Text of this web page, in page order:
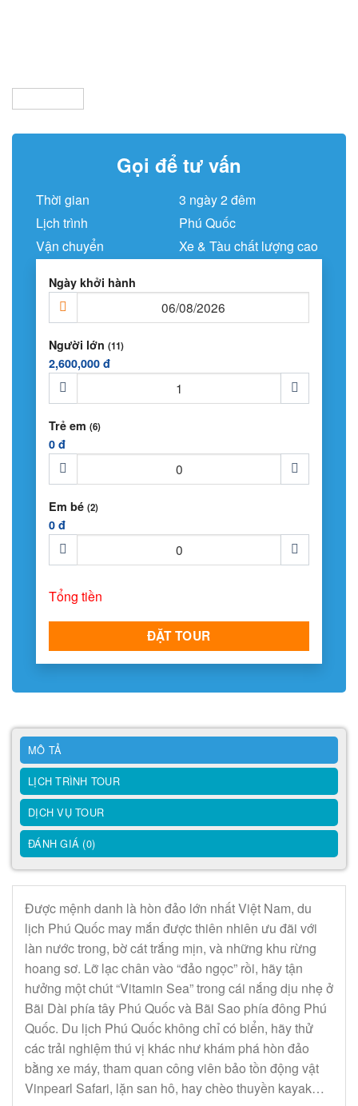
Gọi để tư vấn
Thời gian
3 ngày 2 đêm
Lịch trình
Phú Quốc
Vận chuyển
Xe & Tàu chất lượng cao
Ngày khởi hành
Người lớn (11)
2,600,000 đ
Trẻ em (6)
0 đ
Em bé (2)
0 đ
Tổng tiền
ĐẶT TOUR
MÔ TẢ
LỊCH TRÌNH TOUR
DỊCH VỤ TOUR
ĐÁNH GIÁ (0)
Được mệnh danh là hòn đảo lớn nhất Việt Nam, du
lịch Phú Quốc may mắn được thiên nhiên ưu đãi với
làn nước trong, bờ cát trắng mịn, và những khu rừng
hoang sơ. Lỡ lạc chân vào “đảo ngọc” rồi, hãy tận
hưởng một chút “Vitamin Sea” trong cái nắng dịu nhẹ ở
Bãi Dài phía tây Phú Quốc và Bãi Sao phía đông Phú
Quốc. Du lịch Phú Quốc không chỉ có biển, hãy thử
các trải nghiệm thú vị khác như khám phá hòn đảo
bằng xe máy, tham quan công viên bảo tồn động vật
Vinpearl Safari, lặn san hô, hay chèo thuyền kayak…